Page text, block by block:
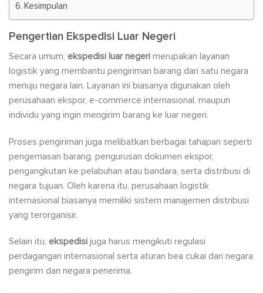
Kesimpulan
Pengertian Ekspedisi Luar Negeri
Secara umum, ekspedisi luar negeri merupakan layanan
logistik yang membantu pengiriman barang dari satu negara
menuju negara lain. Layanan ini biasanya digunakan oleh
perusahaan ekspor, e-commerce internasional, maupun
individu yang ingin mengirim barang ke luar negeri.
Proses pengiriman juga melibatkan berbagai tahapan seperti
pengemasan barang, pengurusan dokumen ekspor,
pengangkutan ke pelabuhan atau bandara, serta distribusi di
negara tujuan. Oleh karena itu, perusahaan logistik
internasional biasanya memiliki sistem manajemen distribusi
yang terorganisir.
Selain itu, ekspedisi juga harus mengikuti regulasi
perdagangan internasional serta aturan bea cukai dari negara
pengirim dan negara penerima.